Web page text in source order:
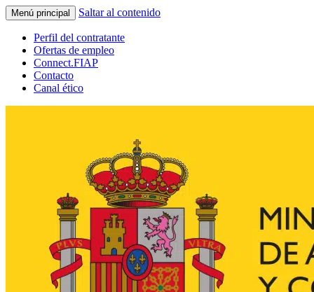
Menú principal Saltar al contenido
Perfil del contratante
Ofertas de empleo
Connect.FIAP
Contacto
Canal ético